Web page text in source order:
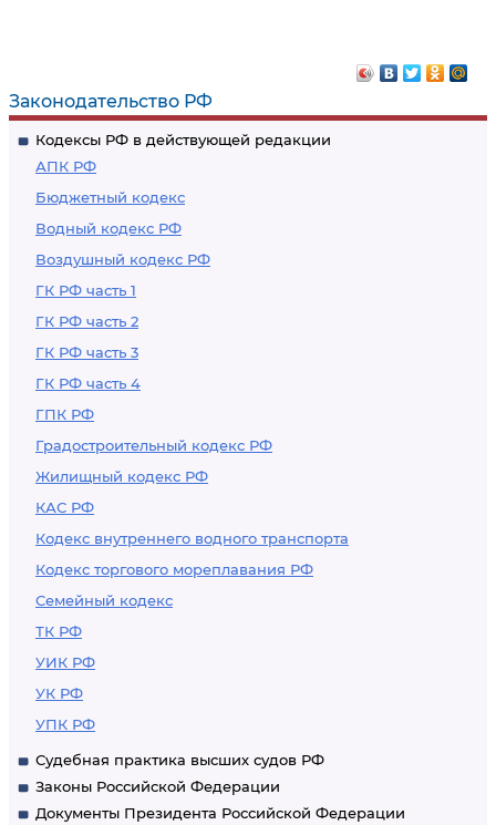
Законодательство РФ
Кодексы РФ в действующей редакции
АПК РФ
Бюджетный кодекс
Водный кодекс РФ
Воздушный кодекс РФ
ГК РФ часть 1
ГК РФ часть 2
ГК РФ часть 3
ГК РФ часть 4
ГПК РФ
Градостроительный кодекс РФ
Жилищный кодекс РФ
КАС РФ
Кодекс внутреннего водного транспорта
Кодекс торгового мореплавания РФ
Семейный кодекс
ТК РФ
УИК РФ
УК РФ
УПК РФ
Судебная практика высших судов РФ
Законы Российской Федерации
Документы Президента Российской Федерации